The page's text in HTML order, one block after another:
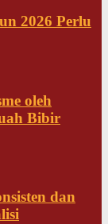
2026 Perlu
oleh
Bibir
dan